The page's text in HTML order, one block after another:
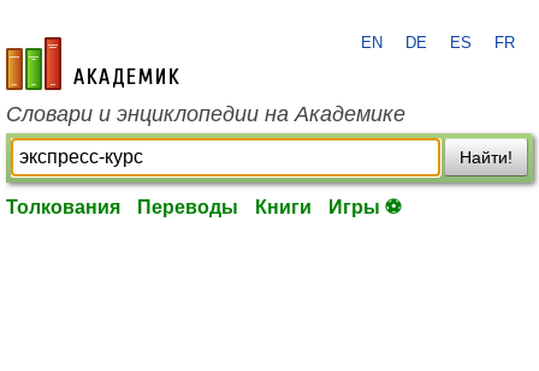
academic.ru
EN DE ES FR
Словари и энциклопедии на Академике
Найти!
Толкования Переводы Книги Игры ⚽